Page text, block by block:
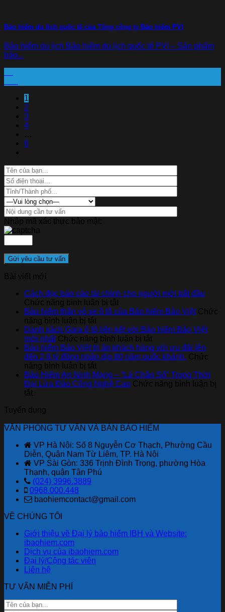
Bảo hiểm du lịch quốc tế của Tổng công ty Bảo hiểm PVI
Bảo hiểm du lịch Bảo hiểm du lịch quốc tế PVI – Sản phẩm
bảo...
1
2
3
4
6
Nhập mã xác thực bảo mật:
Bài viết mới
Cách đọc báo cáo tài chính cho người mới bắt đầu
Chức năng bình luận bị tắtở
Cách
báo
cáo
tài
chính
người
mới
Bảo hiểm thân vỏ xe ô tô của Bảo hiểm Bảo Việt Chức
năng bình luận bị tắtở
Bảo
hiểm
thân
vỏ
xe
ô
tô
Việt
Danh sách Gara ô tô liên kết với Bảo hiểm Bảo Việt
mới nhất Chức năng bình luận bị tắtở
Danh
sách
ô
tô
hiểm
Việt
mới
nhất
Bảo hiểm Bảo Việt tri ân khách hàng với ưu đãi lên
đến 2,6 tỷ đồng nhân dịp 80 năm quốc khánh. Chức
năng bình luận bị tắtở
Bảo
hiểm
khách
với
ưu
đãi
lên
tỷ
dịp
80
quốc
Bảo Hiểm An Ninh Mạng – “Lá Chắn Số” Trong Thời
Đại Lừa Đảo Công Nghệ Cao Chức năng bình luận bị
tắtở
Hiểm
Ninh
–
“Lá
Chắn
Số”
Trong
Thời
Đại
Lừa
Đảo
Công
Nghệ
Cao
Tuyển dụng
VĂN PHÒNG TƯ VẤN VÀ BÁN BẢO HIỂM
VP Hà Nội: Số 8 Nguyễn Cơ Thạch, Phường Cầu
Diễn, Quận Nam Từ Liêm, TP. Hà Nội
VP Sài Gòn: 336 Trịnh Đình Trọng, phường Hòa
Thạnh, quận Tân Phú
(024) 3996.3889
0968.000.448
baohiemcontact@gmail.com
VỀ CHÚNG TÔI
Giới thiệu về Đại lý bảo hiểm IBH và Website:
ibaohiem.com
Dịch vụ của ibaohiem.com
Đại lý/Cộng tác viên
Liên hệ
TƯ VẤN MIỄN PHÍ